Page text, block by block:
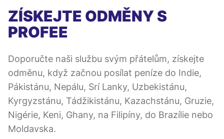
ZÍSKEJTE ODMĚNY S
PROFEE
Doporučte naši službu svým přátelům, získejte
odměnu, když začnou posílat peníze do Indie,
Pákistánu, Nepálu, Srí Lanky, Uzbekistánu,
Kyrgyzstánu, Tádžikistánu, Kazachstánu, Gruzie,
Nigérie, Keni, Ghany, na Filipíny, do Brazílie nebo
Moldavska.